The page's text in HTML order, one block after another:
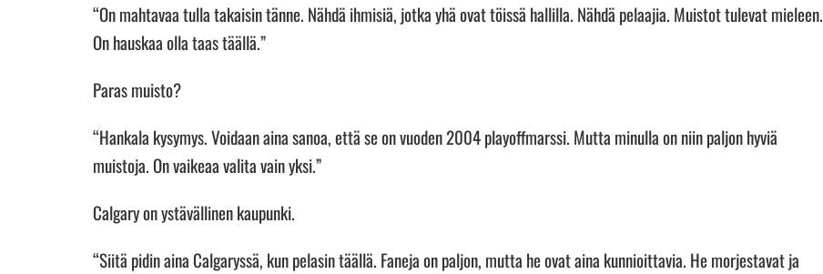
“On mahtavaa tulla takaisin tänne. Nähdä ihmisiä, jotka yhä ovat töissä hallilla. Nähdä pelaajia. Muistot tulevat mieleen.
On hauskaa olla taas täällä.”
Paras muisto?
“Hankala kysymys. Voidaan aina sanoa, että se on vuoden 2004 playoffmarssi. Mutta minulla on niin paljon hyviä
muistoja. On vaikeaa valita vain yksi.”
Calgary on ystävällinen kaupunki.
“Siitä pidin aina Calgaryssä, kun pelasin täällä. Faneja on paljon, mutta he ovat aina kunnioittavia. He morjestavat ja